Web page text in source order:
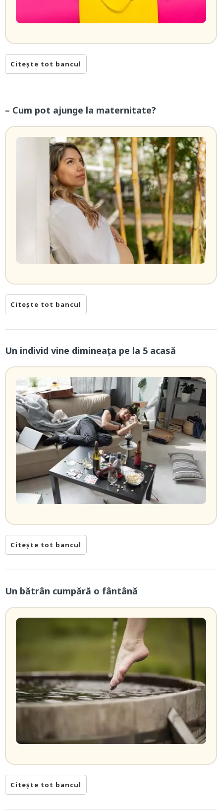
Citește tot bancul
– Cum pot ajunge la maternitate?
Citește tot bancul
Un individ vine dimineaţa pe la 5 acasă
Citește tot bancul
Un bătrân cumpără o fântână
Citește tot bancul